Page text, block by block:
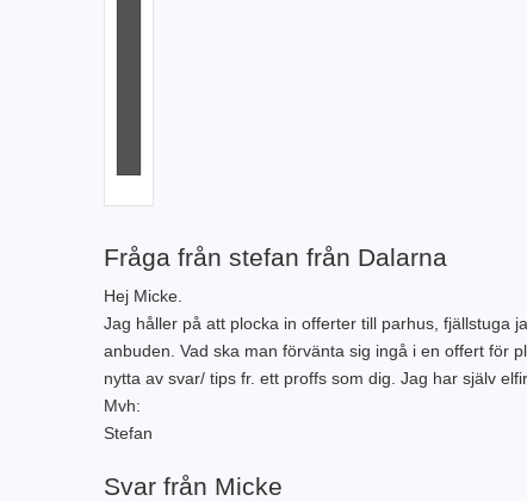
Fråga från stefan från Dalarna
Hej Micke.
Jag håller på att plocka in offerter till parhus, fjällstuga
anbuden. Vad ska man förvänta sig ingå i en offert för
nytta av svar/ tips fr. ett proffs som dig. Jag har själv
Mvh:
Stefan
Svar från Micke